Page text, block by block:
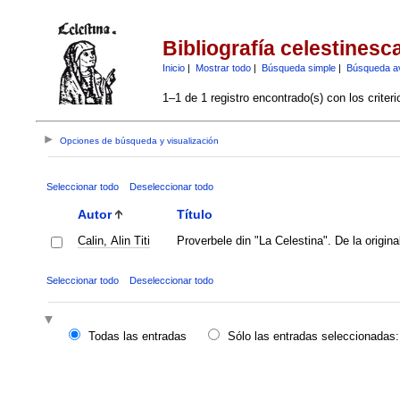
Bibliografía
Inicio| Mostrar todo| Búsqueda simple| Búsqueda
1–1 de 1 registro encontrado(s) con los
Opciones de búsqueda y visualización
Seleccionar todo Deseleccionar todo
Autor Título
Calin, Alin Titi Proverbele din "La Celestina". De la
Seleccionar todo Deseleccionar todo
Todas las entradas
Sólo las entradas seleccionadas: